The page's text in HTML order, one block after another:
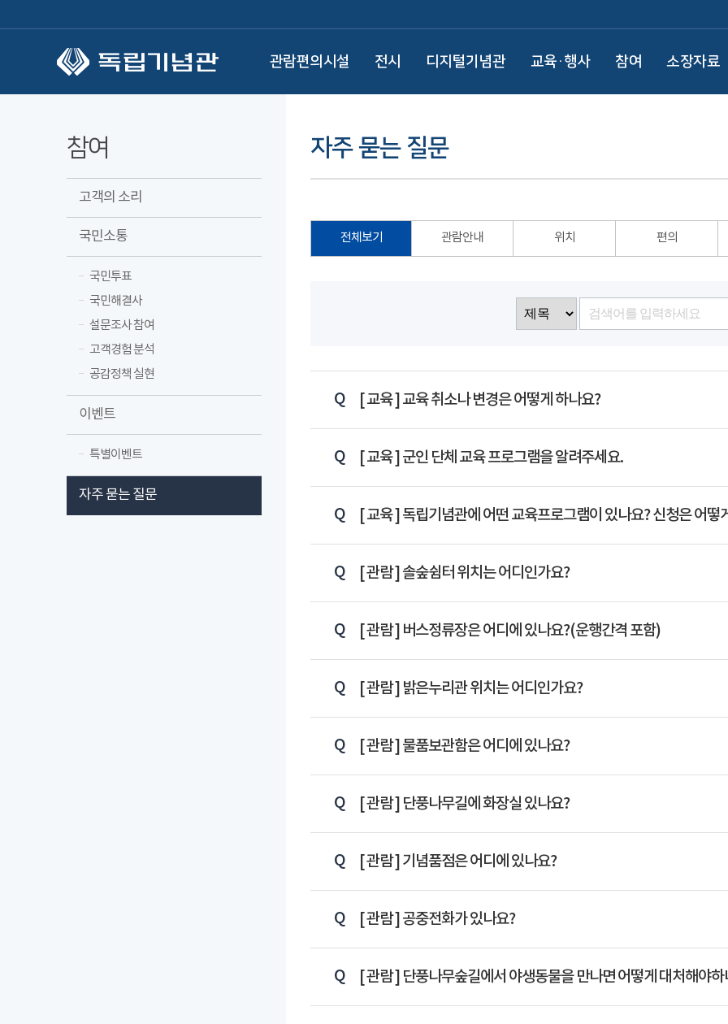
관람편의시설 전시 디지털기념관 교육·행사 참여 소장자료
참여
고객의 소리
국민소통
국민투표
국민해결사
설문조사 참여
고객경험 분석
공감정책 실현
이벤트
특별이벤트
자주 묻는 질문
자주 묻는 질문
전체보기 관람안내 위치 편의
Q
[ 교육 ] 교육 취소나 변경은 어떻게 하나요?
Q
[ 교육 ] 군인 단체 교육 프로그램을 알려주세요.
Q
[ 교육 ] 독립기념관에 어떤 교육프로그램이 있나요? 신청은 어떻
Q
[ 관람 ] 솔숲쉼터 위치는 어디인가요?
Q
[ 관람 ] 버스정류장은 어디에 있나요?(운행간격 포함)
Q
[ 관람 ] 밝은누리관 위치는 어디인가요?
Q
[ 관람 ] 물품보관함은 어디에 있나요?
Q
[ 관람 ] 단풍나무길에 화장실 있나요?
Q
[ 관람 ] 기념품점은 어디에 있나요?
Q
[ 관람 ] 공중전화가 있나요?
Q
[ 관람 ] 단풍나무숲길에서 야생동물을 만나면 어떻게 대처해야하